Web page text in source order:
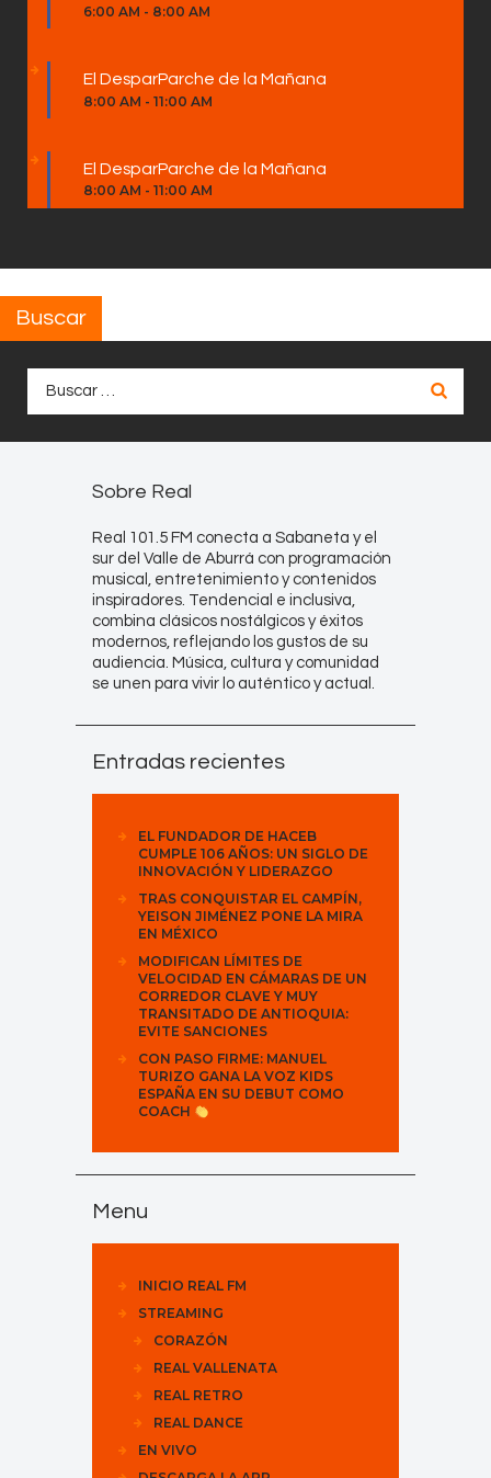
6:00 AM - 8:00 AM
El DesparParche de la Mañana
8:00 AM - 11:00 AM
El DesparParche de la Mañana
8:00 AM - 11:00 AM
Buscar
Sobre Real
Real 101.5 FM conecta a Sabaneta y el
sur del Valle de Aburrá con programación
musical, entretenimiento y contenidos
inspiradores. Tendencial e inclusiva,
combina clásicos nostálgicos y éxitos
modernos, reflejando los gustos de su
audiencia. Música, cultura y comunidad
se unen para vivir lo auténtico y actual.
Entradas recientes
EL FUNDADOR DE HACEB
CUMPLE 106 AÑOS: UN SIGLO DE
INNOVACIÓN Y LIDERAZGO
TRAS CONQUISTAR EL CAMPÍN,
YEISON JIMÉNEZ PONE LA MIRA
EN MÉXICO
MODIFICAN LÍMITES DE
VELOCIDAD EN CÁMARAS DE UN
CORREDOR CLAVE Y MUY
TRANSITADO DE ANTIOQUIA:
EVITE SANCIONES
CON PASO FIRME: MANUEL
TURIZO GANA LA VOZ KIDS
ESPAÑA EN SU DEBUT COMO
COACH
Menu
INICIO REAL FM
STREAMING
CORAZÓN
REAL VALLENATA
REAL RETRO
REAL DANCE
EN VIVO